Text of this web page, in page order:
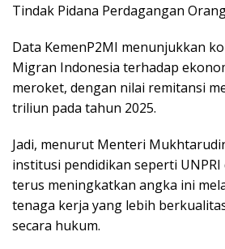
Tindak Pidana Perdagangan
Data KemenP2MI menunjukkan
Migran Indonesia terhadap
meroket, dengan nilai remitansi
triliun pada tahun 2025.
Jadi, menurut Menteri
institusi pendidikan seperti
terus meningkatkan angka ini
tenaga kerja yang lebih
secara hukum.